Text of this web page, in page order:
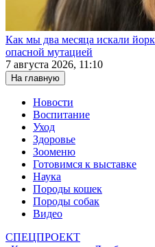
Как мы два месяца искали
опасной мутацией
7 августа 2026, 11:10
На главную
Новости
Воспитание
Уход
Здоровье
Зооменю
Готовимся к выставке
Наука
Породы кошек
Породы собак
Видео
СПЕЦПРОЕКТ